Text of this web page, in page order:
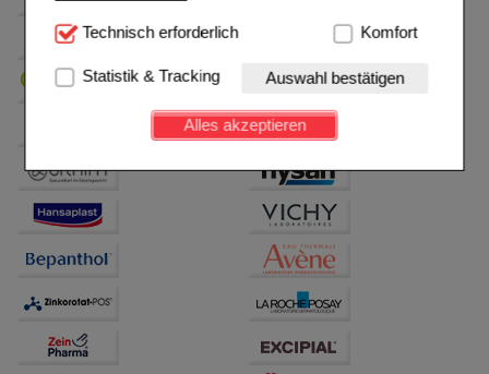
Technisch Notwendig:Hierbei handelt es sich um
Website notwendig sind (z.B. Navigation, Warenkorb,
Kundenkonto), weshalb auf diese nicht verzichtet
werden kann.
Einkaufserlebnis noch ansprechender zu gestalten,
beispielsweise für die Wiedererkennung des
Besuchers oder unsere Seite an bevorzugte
Verhaltensweisen (z.B. Spracheinstellung)
anzupassen. Komfort-Cookies ermöglichen es uns
auch auf Ihre Bedürfnisse zugeschrittene Inhalte
anzuzeigen und unser Partnerprogramm zu
betreiben.
Statistik & Tracking:
Hierüber lassen sich
Technisch erforderlich Komfort
Statistik & Tracking Auswahl bestätigen
Alles akzeptieren